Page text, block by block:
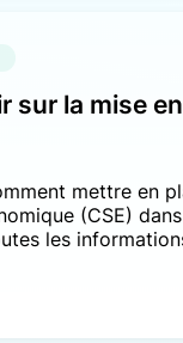
sur la mise en
mettre en
(CSE)
les